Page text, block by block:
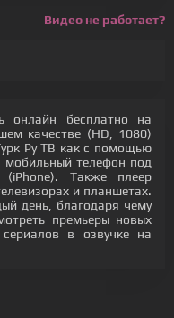
Видео не работает?
онлайн бесплатно на
качестве (HD, 1080)
Ру ТВ как с помощью
мобильный телефон под
Также плеер
и планшетах.
день, благодаря чему
премьеры новых
в озвучке на